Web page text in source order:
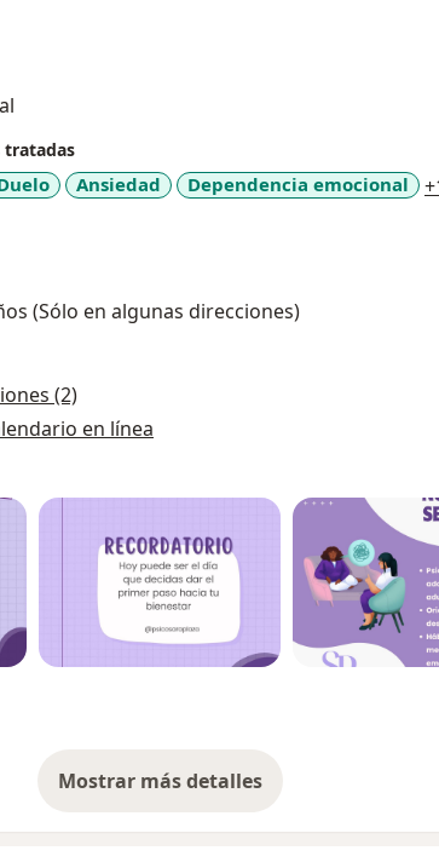
tratadas
Ansiedad Dependencia emocional
(Sólo en algunas direcciones)
(2)
en línea
Mostrar más detalles
sobre la experiencia